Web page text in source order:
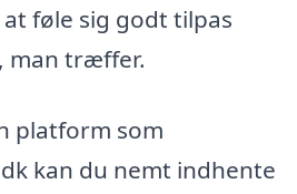
føle sig godt tilpas
man træffer.
platform som
kan du nemt indhente